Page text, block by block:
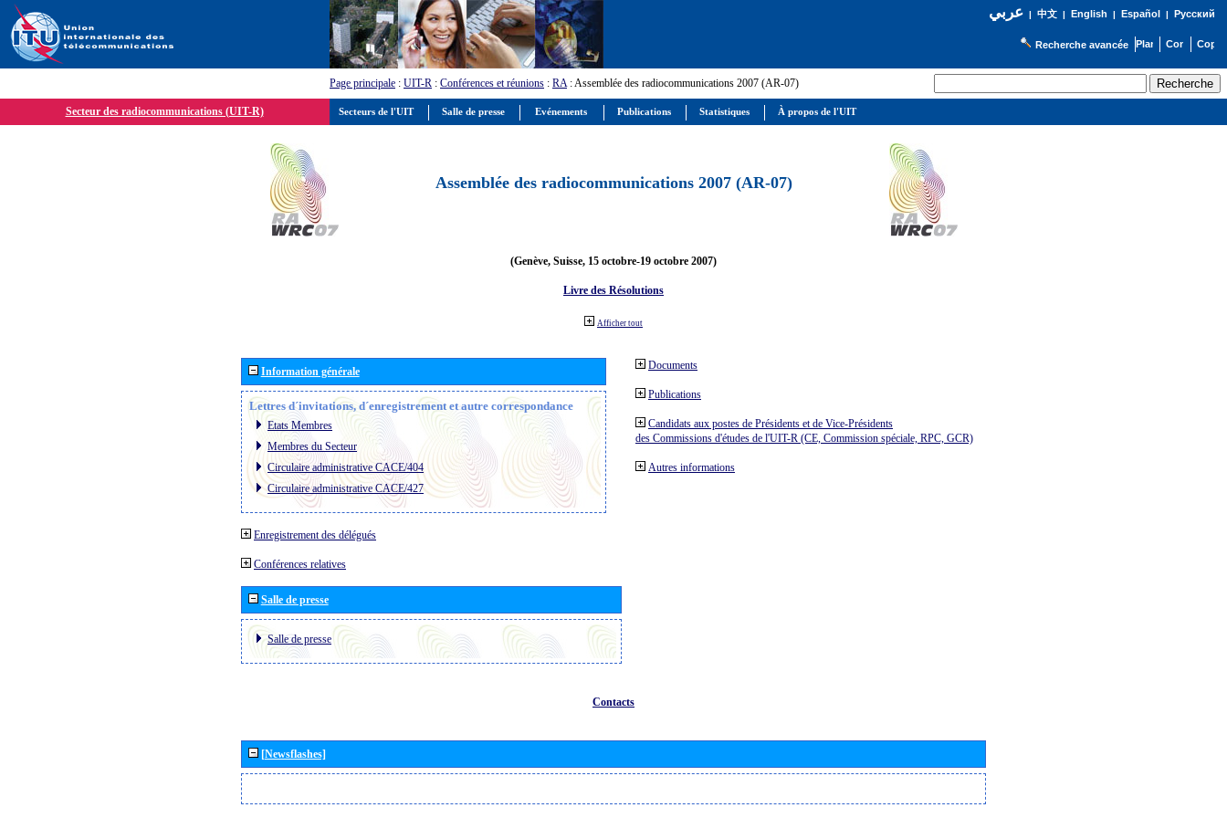
عربي| 中文| English | Español | Русский
Recherche avancée
Page principale : UIT-R : Conférences et réunions : RA: Assemblée des radiocommunications 2007 (AR-07)
Secteur des radiocommunications (UIT-R)
Assemblée des radiocommunications 2007 (AR-07)
(Genève, Suisse, 15 octobre-19 octobre 2007)
Livre des Résolutions
Afficher tout
Information générale
Lettres d´invitations, d´enregistrement et autre correspondance
Etats Membres
Membres du Secteur
Circulaire administrative CACE/404
Circulaire administrative CACE/427
Enregistrement des délégués
Conférences relatives
Salle de presse
Salle de presse
Documents
Publications
Candidats aux postes de Présidents et de Vice-Présidents
des Commissions d'études de l'UIT-R (CE, Commission spéciale, RPC, GCR)
Autres informations
Contacts
[Newsflashes]
Secteurs de l'UIT Salle de presse Evénements Publications Statistiques À propos de l'UIT